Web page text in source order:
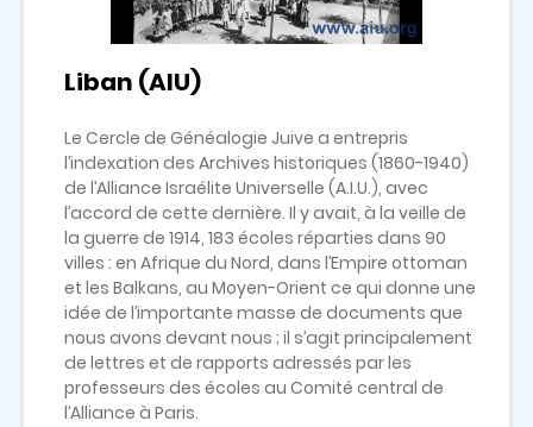
Liban (AIU)
Le Cercle de Généalogie Juive a entrepris
l’indexation des Archives historiques (1860-1940)
de l’Alliance Israélite Universelle (A.I.U.), avec
l’accord de cette dernière. Il y avait, à la veille de
la guerre de 1914, 183 écoles réparties dans 90
villes : en Afrique du Nord, dans l’Empire ottoman
et les Balkans, au Moyen-Orient ce qui donne une
idée de l’importante masse de documents que
nous avons devant nous ; il s’agit principalement
de lettres et de rapports adressés par les
professeurs des écoles au Comité central de
l’Alliance à Paris.